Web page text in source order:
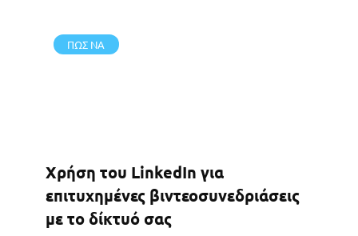
ΠΩΣ ΝΑ
Χρήση του LinkedIn για
επιτυχημένες βιντεοσυνεδριάσεις
με το δίκτυό σας